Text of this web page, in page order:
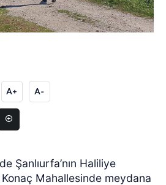
A+ A-
Şanlıurfa’nın Haliliye
Konaç Mahallesinde meydana